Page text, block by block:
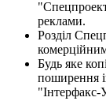
реклами.
Розділ
Будь яке
поширення
"Інтерфакс-